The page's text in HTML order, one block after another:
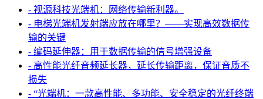
- 视源科技光端机：网络传输新利器。
- 电梯光端机发射端应放在哪里？——实现高效数据传
输的关键
- 编码延伸器：用于数据传输的信号增强设备
- 高性能光纤音频延长器，延长传输距离，保证音质不
损失
- “光端机：一款高性能、多功能、安全稳定的光纤终端